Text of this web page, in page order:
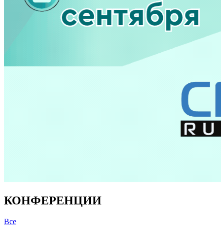
КОНФЕРЕНЦИИ
Все